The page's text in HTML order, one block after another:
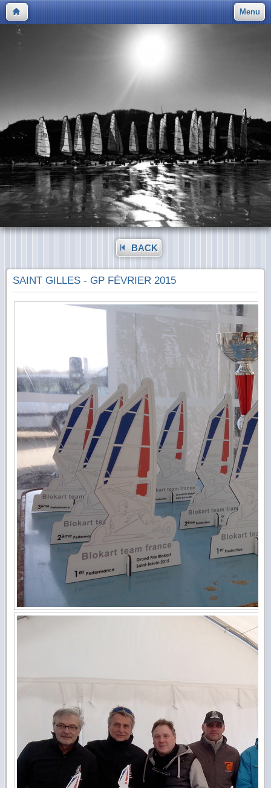
Menu
BACK
SAINT GILLES - GP FÉVRIER 2015